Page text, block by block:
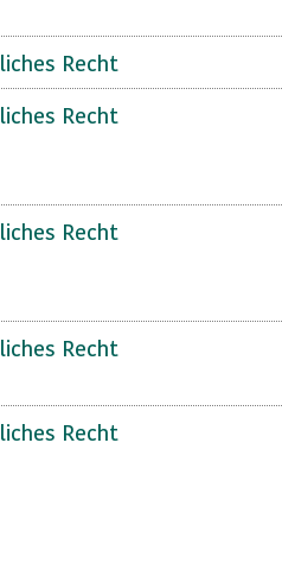
Recht
Recht
Recht
Recht
Recht